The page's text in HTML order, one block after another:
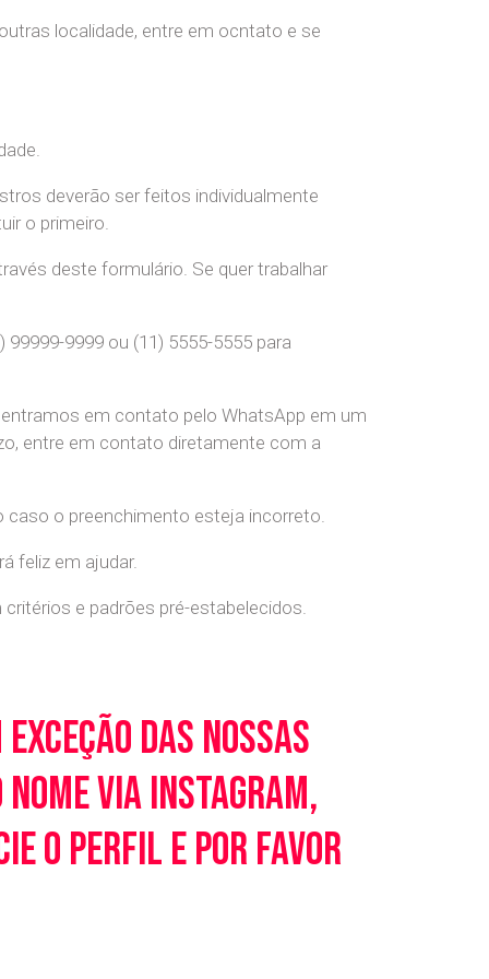
outras localidade, entre em ocntato e se
deverão ser feitos individualmente
o primeiro.
deste formulário. Se quer trabalhar
9999 ou (11) 5555-5555 para
em contato pelo WhatsApp em um
entre em contato diretamente com a
o preenchimento esteja incorreto.
feliz em ajudar.
e padrões pré-estabelecidos.
das nossas
via Instagram,
o perfil e por favor